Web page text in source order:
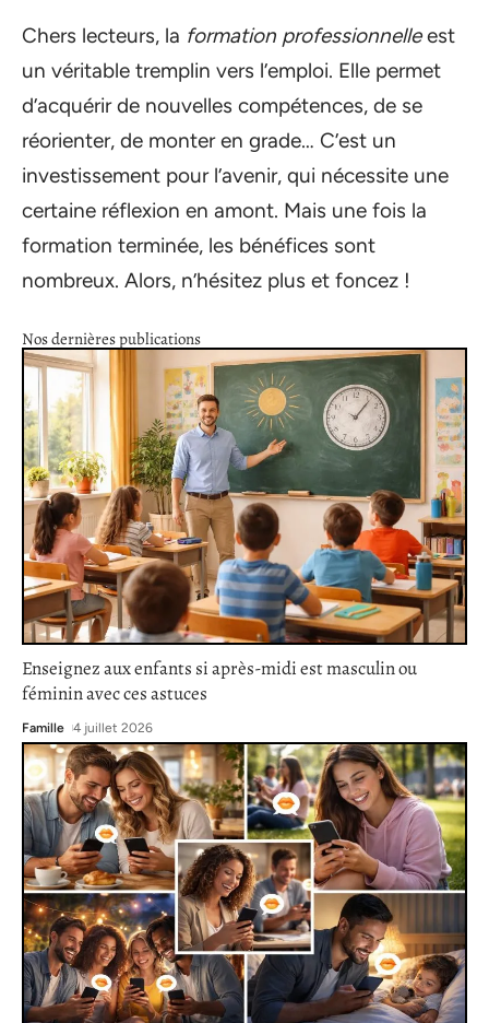
Chers lecteurs, la formation professionnelleest
un véritable tremplin vers l’emploi. Elle permet
d’acquérir de nouvelles compétences, de se
réorienter, de monter en grade… C’est un
investissement pour l’avenir, qui nécessite une
certaine réflexion en amont. Mais une fois la
formation terminée, les bénéfices sont
nombreux. Alors, n’hésitez plus et foncez !
Nos dernières publications
Enseignez aux enfants si après-midi est masculin ou
féminin avec ces astuces
Famille 4 juillet 2026